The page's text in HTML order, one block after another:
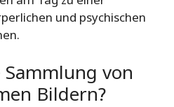
und psychischen
von
Bildern?